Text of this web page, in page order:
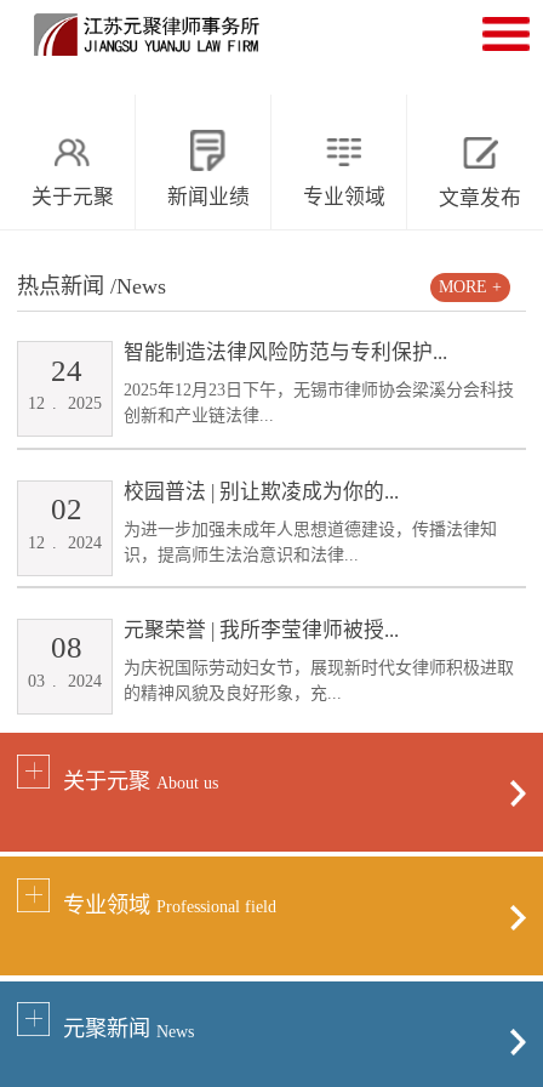
关于元聚 新闻业绩 专业领域 文章发布
热点新闻 /News
智能制造法律风险防范与专利保护...
2025年12月23日下午，无锡市律师协会梁溪分会科技
创新和产业链法律...
12 . 2025
24
校园普法 | 别让欺凌成为你的...
为进一步加强未成年人思想道德建设，传播法律知
识，提高师生法治意识和法律...
12 2024
02
元聚荣誉 | 我所李莹律师被授...
为庆祝国际劳动妇女节，展现新时代女律师积极进取
的精神风貌及良好形象，充...
03 2024
08
MORE +
关于元聚 About us
专业领域 Professional field
元聚新闻 News